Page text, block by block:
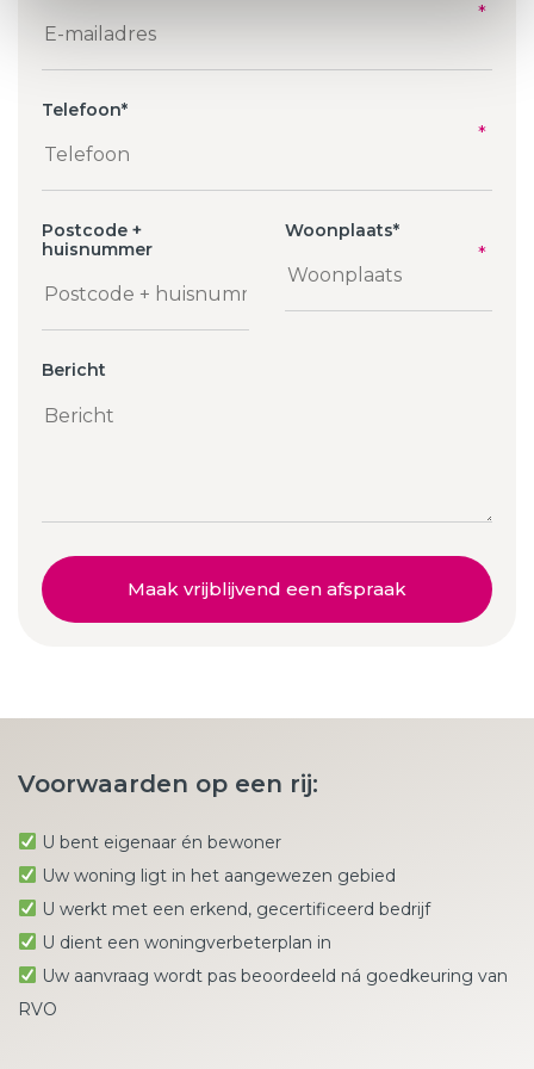
Telefoon*
Postcode +
huisnummer
Woonplaats*
Bericht
Maak vrijblijvend een afspraak
Voorwaarden op een rij:
U bent eigenaar én bewoner
Uw woning ligt in het aangewezen gebied
U werkt met een erkend, gecertificeerd bedrijf
U dient een woningverbeterplan in
Uw aanvraag wordt pas beoordeeld ná goedkeuring van
RVO